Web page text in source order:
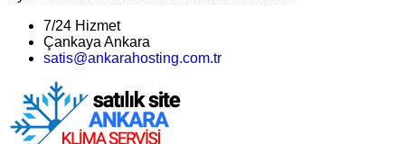
7/24 Hizmet
Çankaya Ankara
satis@ankarahosting.com.tr